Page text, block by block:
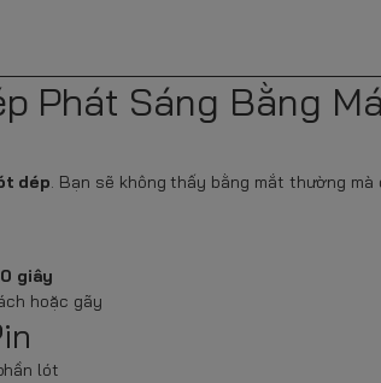
Phát Sáng Bằng
dép. Bạn sẽ không thấy bằng mắt thường
giây
hoặc gãy
lót